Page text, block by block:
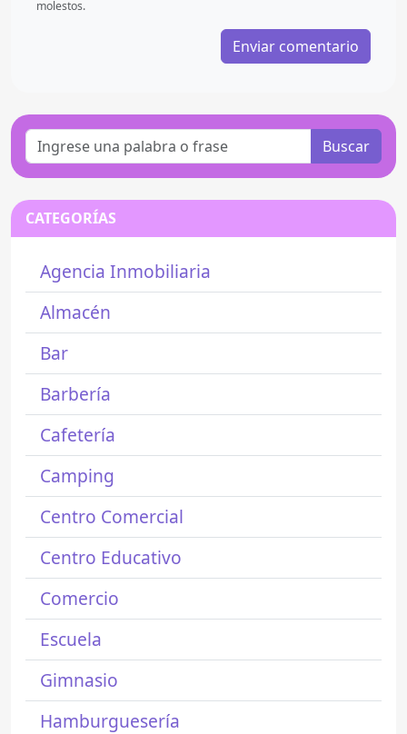
molestos.
Buscar
CATEGORÍAS
Agencia Inmobiliaria
Almacén
Bar
Barbería
Cafetería
Camping
Centro Comercial
Centro Educativo
Comercio
Escuela
Gimnasio
Hamburguesería